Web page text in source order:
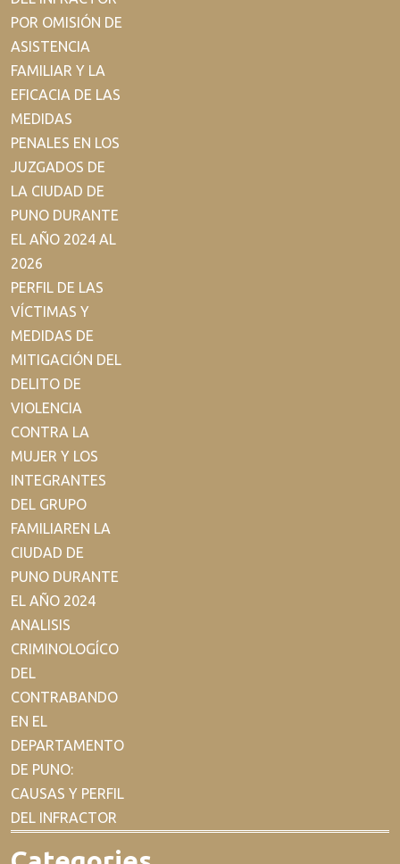
POR OMISIÓN DE
ASISTENCIA
FAMILIAR Y LA
EFICACIA DE LAS
MEDIDAS
PENALES EN LOS
JUZGADOS DE
LA CIUDAD DE
PUNO DURANTE
EL AÑO 2024 AL
2026
PERFIL DE LAS
VÍCTIMAS Y
MEDIDAS DE
MITIGACIÓN DEL
DELITO DE
VIOLENCIA
CONTRA LA
MUJER Y LOS
INTEGRANTES
DEL GRUPO
FAMILIAREN LA
CIUDAD DE
PUNO DURANTE
EL AÑO 2024
ANALISIS
CRIMINOLOGÍCO
DEL
CONTRABANDO
EN EL
DEPARTAMENTO
DE PUNO:
CAUSAS Y PERFIL
DEL INFRACTOR